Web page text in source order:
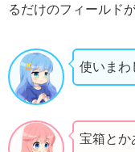
るだけのフィールド
使いま
宝箱とか